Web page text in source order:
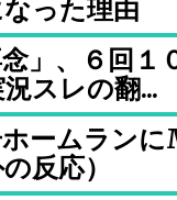
った理由
」、６回
スレの翻...
ームラン
反応）